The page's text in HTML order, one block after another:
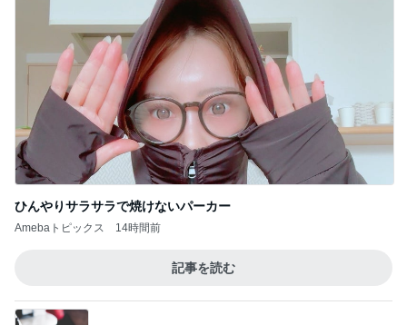
ひんやりサラサラで焼けないパーカー
Amebaトピックス 14時間前
記事を読む